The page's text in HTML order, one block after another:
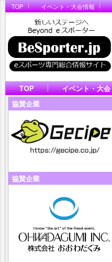
TOP イベント・大会情報
TOP イベント・大会
協賛企業
協賛企業